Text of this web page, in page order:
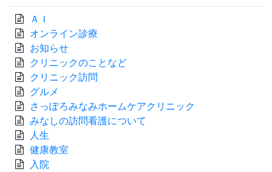
ＡＩ
オンライン診療
お知らせ
クリニックのことなど
クリニック訪問
グルメ
さっぽろみなみホームケアクリニック
みなしの訪問看護について
人生
健康教室
入院